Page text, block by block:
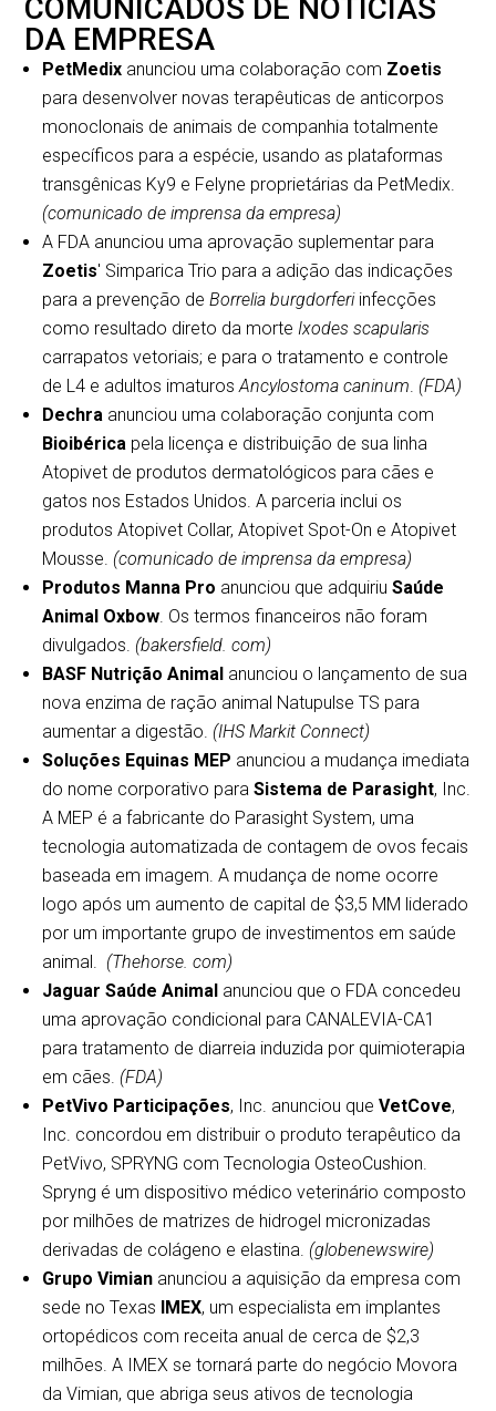
COMUNICADOS DE NOTÍCIAS
DA EMPRESA
PetMedix anunciou uma colaboração com Zoetis
para desenvolver novas terapêuticas de anticorpos
monoclonais de animais de companhia totalmente
específicos para a espécie, usando as plataformas
transgênicas Ky9 e Felyne proprietárias da PetMedix.
(comunicado de imprensa da empresa)
A FDA anunciou uma aprovação suplementar para
Zoetis' Simparica Trio para a adição das indicações
para a prevenção deBorrelia burgdorferi infecções
como resultado direto da morteIxodes scapularis
carrapatos vetoriais; e para o tratamento e controle
de L4 e adultos imaturosAncylostoma caninum. (FDA)
Dechra anunciou uma colaboração conjunta com
Bioibérica pela licença e distribuição de sua linha
Atopivet de produtos dermatológicos para cães e
gatos nos Estados Unidos. A parceria inclui os
produtos Atopivet Collar, Atopivet Spot-On e Atopivet
Mousse. (comunicado de imprensa da empresa)
Produtos Manna Pro anunciou que adquiriuSaúde
Animal Oxbow. Os termos financeiros não foram
divulgados. (bakersfield. com)
BASF Nutrição Animal anunciou o lançamento de sua
nova enzima de ração animal Natupulse TS para
aumentar a digestão. (IHS Markit Connect)
Soluções Equinas MEP anunciou a mudança imediata
do nome corporativo para Sistema de Parasight, Inc.
A MEP é a fabricante do Parasight System, uma
tecnologia automatizada de contagem de ovos fecais
baseada em imagem. A mudança de nome ocorre
logo após um aumento de capital de $3,5 MM liderado
por um importante grupo de investimentos em saúde
animal. (Thehorse. com)
Jaguar Saúde Animal anunciou que o FDA concedeu
uma aprovação condicional para CANALEVIA-CA1
para tratamento de diarreia induzida por quimioterapia
em cães. (FDA)
PetVivo Participações, Inc. anunciou queVetCove,
Inc. concordou em distribuir o produto terapêutico da
PetVivo, SPRYNG com Tecnologia OsteoCushion.
Spryng é um dispositivo médico veterinário composto
por milhões de matrizes de hidrogel micronizadas
derivadas de colágeno e elastina. (globenewswire)
Grupo Vimian anunciou a aquisição da empresa com
sede no Texas IMEX, um especialista em implantes
ortopédicos com receita anual de cerca de $2,3
milhões. A IMEX se tornará parte do negócio Movora
da Vimian, que abriga seus ativos de tecnologia